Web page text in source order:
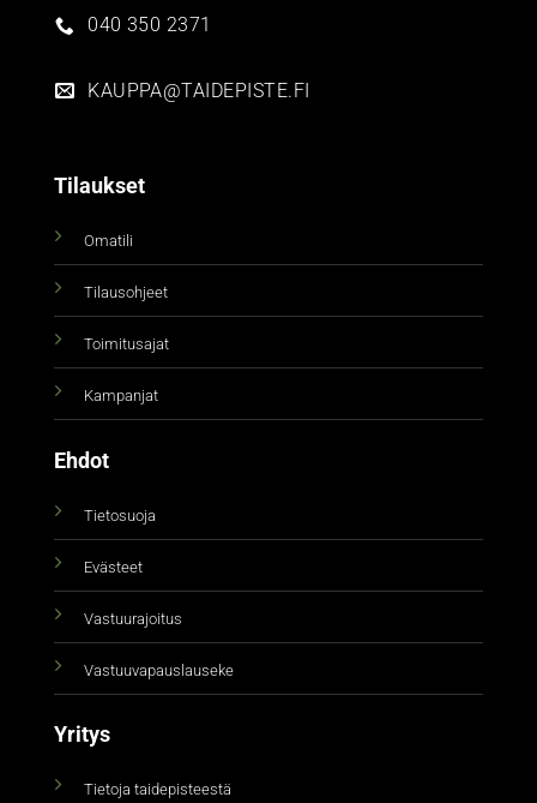
040 350 2371
KAUPPA@TAIDEPISTE.FI
Tilaukset
Omatili
Tilausohjeet
Toimitusajat
Kampanjat
Ehdot
Tietosuoja
Evästeet
Vastuurajoitus
Vastuuvapauslauseke
Yritys
Tietoja taidepisteestä